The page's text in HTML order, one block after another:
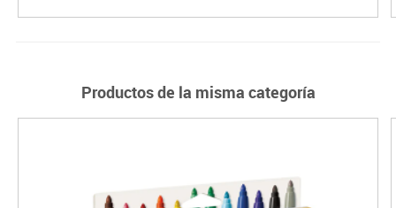
Productos de la misma categoría